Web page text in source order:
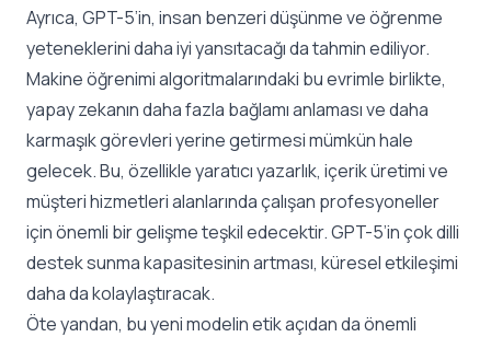
Ayrıca, GPT-5’in, insan benzeri düşünme ve öğrenme
yeteneklerini daha iyi yansıtacağı da tahmin ediliyor.
Makine öğrenimi algoritmalarındaki bu evrimle birlikte,
yapay zekanın daha fazla bağlamı anlaması ve daha
karmaşık görevleri yerine getirmesi mümkün hale
gelecek. Bu, özellikle yaratıcı yazarlık, içerik üretimi ve
müşteri hizmetleri alanlarında çalışan profesyoneller
için önemli bir gelişme teşkil edecektir. GPT-5’in çok dilli
destek sunma kapasitesinin artması, küresel etkileşimi
daha da kolaylaştıracak.
Öte yandan, bu yeni modelin etik açıdan da önemli